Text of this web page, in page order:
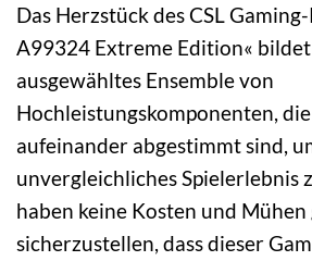
Das Herzstück des CSL
A99324 Extreme Edition«
ausgewähltes Ensemble von
Hochleistungskomponenten,
aufeinander abgestimmt sind,
unvergleichliches Spielerlebnis
haben keine Kosten und Mühen
sicherzustellen, dass dieser